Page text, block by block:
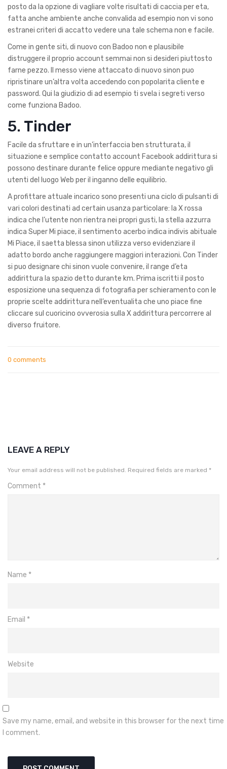
posto da la opzione di vagliare volte risultati di caccia per eta,
fatta anche ambiente anche convalida ad esempio non vi sono
estranei criteri di accatto vedere una tale schema non e facile.
Come in gente siti, di nuovo con Badoo non e plausibile
distruggere il proprio account semmai non si desideri piuttosto
farne pezzo. Il messo viene attaccato di nuovo sinon puo
ripristinare un’altra volta accedendo con popolarita cliente e
password. Qui la giudizio di ad esempio ti svela i segreti verso
come funziona Badoo.
5. Tinder
Facile da sfruttare e in un’interfaccia ben strutturata, il
situazione e semplice contatto account Facebook addirittura si
possono destinare durante felice oppure mediante negativo gli
utenti del luogo Web per il inganno delle equilibrio.
A profittare attuale incarico sono presenti una ciclo di pulsanti di
vari colori destinati ad certain usanza particolare: la X rossa
indica che l’utente non rientra nei propri gusti, la stella azzurra
indica Super Mi piace, il sentimento acerbo indica indivis abituale
Mi Piace, il saetta blessa sinon utilizza verso evidenziare il
adatto bordo anche raggiungere maggiori interazioni. Con Tinder
si puo designare chi sinon vuole convenire, il range d’eta
addirittura la spazio detto durante km. Prima iscritti il posto
esposizione una sequenza di fotografia per schieramento con le
proprie scelte addirittura nell’eventualita che uno piace fine
cliccare sul cuoricino ovverosia sulla X addirittura percorrere al
diverso fruitore.
0 comments
LEAVE A REPLY
Your email address will not be published. Required fields are marked *
Comment *
Name *
Email *
Website
Save my name, email, and website in this browser for the next time
I comment.